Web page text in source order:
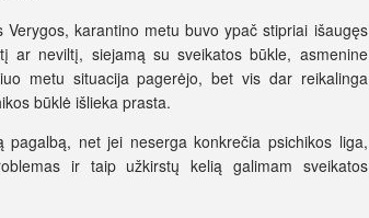
karantino metu buvo ypač stipriai išaugęs
ar neviltį, siejamą su sveikatos būkle, asmenine
metu situacija pagerėjo, bet vis dar reikalinga
būklė išlieka prasta.
net jei neserga konkrečia psichikos liga,
ir taip užkirstų kelią galimam sveikatos